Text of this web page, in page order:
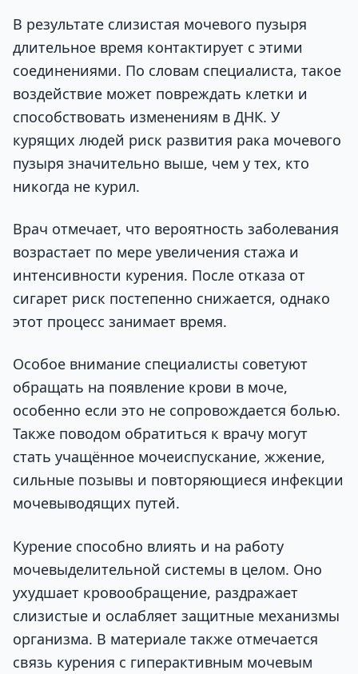
В результате слизистая мочевого пузыря
длительное время контактирует с этими
соединениями. По словам специалиста, такое
воздействие может повреждать клетки и
способствовать изменениям в ДНК. У
курящих людей риск развития рака мочевого
пузыря значительно выше, чем у тех, кто
никогда не курил.
Врач отмечает, что вероятность заболевания
возрастает по мере увеличения стажа и
интенсивности курения. После отказа от
сигарет риск постепенно снижается, однако
этот процесс занимает время.
Особое внимание специалисты советуют
обращать на появление крови в моче,
особенно если это не сопровождается болью.
Также поводом обратиться к врачу могут
стать учащённое мочеиспускание, жжение,
сильные позывы и повторяющиеся инфекции
мочевыводящих путей.
Курение способно влиять и на работу
мочевыделительной системы в целом. Оно
ухудшает кровообращение, раздражает
слизистые и ослабляет защитные механизмы
организма. В материале также отмечается
связь курения с гиперактивным мочевым